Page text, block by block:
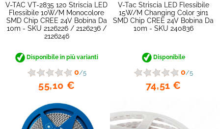
V-TAC VT-2835 120 Striscia LED
Flessibile 10W/m Monocolore
SMD Chip CREE 24V Bobina Da
10m - SKU 2126226 / 2126236 /
2126246
Disponibile in più varianti
0/5
55,10 €
V-Tac Striscia LED Flessibile
15W/m Changing Color 3in1
SMD Chip CREE 24V Bobina Da
10m - SKU 240836
Disponibile
0/5
74,51 €